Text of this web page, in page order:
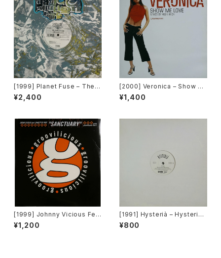
[1999] Planet Fuse – The R
eal Face [Dance Pollution]
¥2,400
[2000] Veronica – Show M
e Love [Urbanstar]
¥1,400
[1999] Johnny Vicious Fea
t. Dangerous Dave – Sanct
uary [Groovilicious]
¥1,200
[1991] Hysterià – Hysteria
(There's No Reason To Be
Disturbed) [T.A.O.B. Danc
¥800